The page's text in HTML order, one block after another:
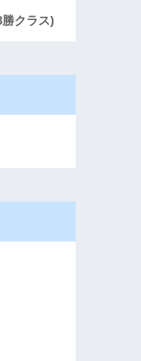
クラス)